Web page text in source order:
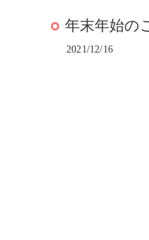
年末年始の
2021/12/16